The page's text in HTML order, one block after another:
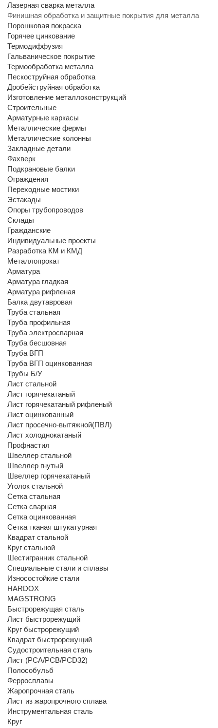
Лазерная сварка металла
Финишная обработка и защитные покрытия для металла
Порошковая покраска
Горячее цинкование
Термодиффузия
Гальваническое покрытие
Термообработка металла
Пескоструйная обработка
Дробейструйная обработка
Изготовление металлоконструкций
Строительные
Арматурные каркасы
Металлические фермы
Металлические колонны
Закладные детали
Фахверк
Подкрановые балки
Ограждения
Переходные мостики
Эстакады
Опоры трубопроводов
Склады
Гражданские
Индивидуальные проекты
Разработка КМ и КМД
Металлопрокат
Арматура
Арматура гладкая
Арматура рифленая
Балка двутавровая
Труба стальная
Труба профильная
Труба электросварная
Труба бесшовная
Труба ВГП
Труба ВГП оцинкованная
Трубы Б/У
Лист стальной
Лист горячекатаный
Лист горячекатаный рифленый
Лист оцинкованный
Лист просечно-вытяжной(ПВЛ)
Лист холоднокатаный
Профнастил
Швеллер стальной
Швеллер гнутый
Швеллер горячекатаный
Уголок стальной
Сетка стальная
Сетка сварная
Сетка оцинкованная
Сетка тканая штукатурная
Квадрат стальной
Круг стальной
Шестигранник стальной
Специальные стали и сплавы
Износостойкие стали
HARDOX
MAGSTRONG
Быстрорежущая сталь
Лист быстрорежущий
Круг быстрорежущий
Квадрат быстрорежущий
Судостроительная сталь
Лист (РСА/РСВ/РСD32)
Полособульб
Ферросплавы
Жаропрочная сталь
Лист из жаропрочного сплава
Инструментальная сталь
Круг